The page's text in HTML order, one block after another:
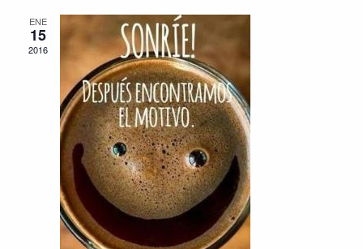
ENE
15
2016